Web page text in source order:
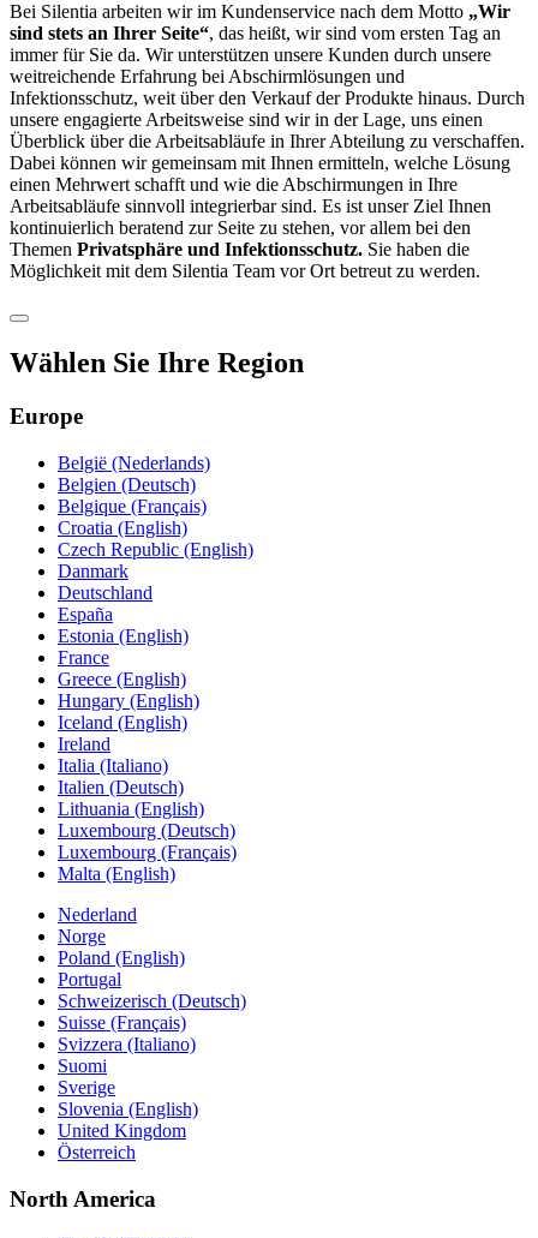
Bei Silentia arbeiten wir im Kundenservice nach dem Motto „Wir
sind stets an Ihrer Seite“, das heißt, wir sind vom ersten Tag an
immer für Sie da. Wir unterstützen unsere Kunden durch unsere
weitreichende Erfahrung bei Abschirmlösungen und
Infektionsschutz, weit über den Verkauf der Produkte hinaus. Durch
unsere engagierte Arbeitsweise sind wir in der Lage, uns einen
Überblick über die Arbeitsabläufe in Ihrer Abteilung zu verschaffen.
Dabei können wir gemeinsam mit Ihnen ermitteln, welche Lösung
einen Mehrwert schafft und wie die Abschirmungen in Ihre
Arbeitsabläufe sinnvoll integrierbar sind. Es ist unser Ziel Ihnen
kontinuierlich beratend zur Seite zu stehen, vor allem bei den
Themen Privatsphäre und Infektionsschutz. Sie haben die
Möglichkeit mit dem Silentia Team vor Ort betreut zu werden.
Wählen Sie Ihre Region
Europe
België (Nederlands)
Belgien (Deutsch)
Belgique (Français)
Croatia (English)
Czech Republic (English)
Danmark
Deutschland
España
Estonia (English)
France
Greece (English)
Hungary (English)
Iceland (English)
Ireland
Italia (Italiano)
Italien (Deutsch)
Lithuania (English)
Luxembourg (Deutsch)
Luxembourg (Français)
Malta (English)
Nederland
Norge
Poland (English)
Portugal
Schweizerisch (Deutsch)
Suisse (Français)
Svizzera (Italiano)
Suomi
Sverige
Slovenia (English)
United Kingdom
Österreich
North America